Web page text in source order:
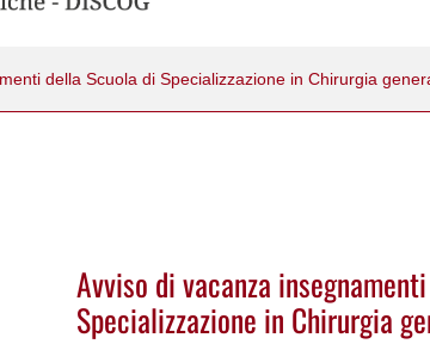
della Scuola di Specializzazione in Chirurgia
Avviso di vacanza
Specializzazione in Chirurgia